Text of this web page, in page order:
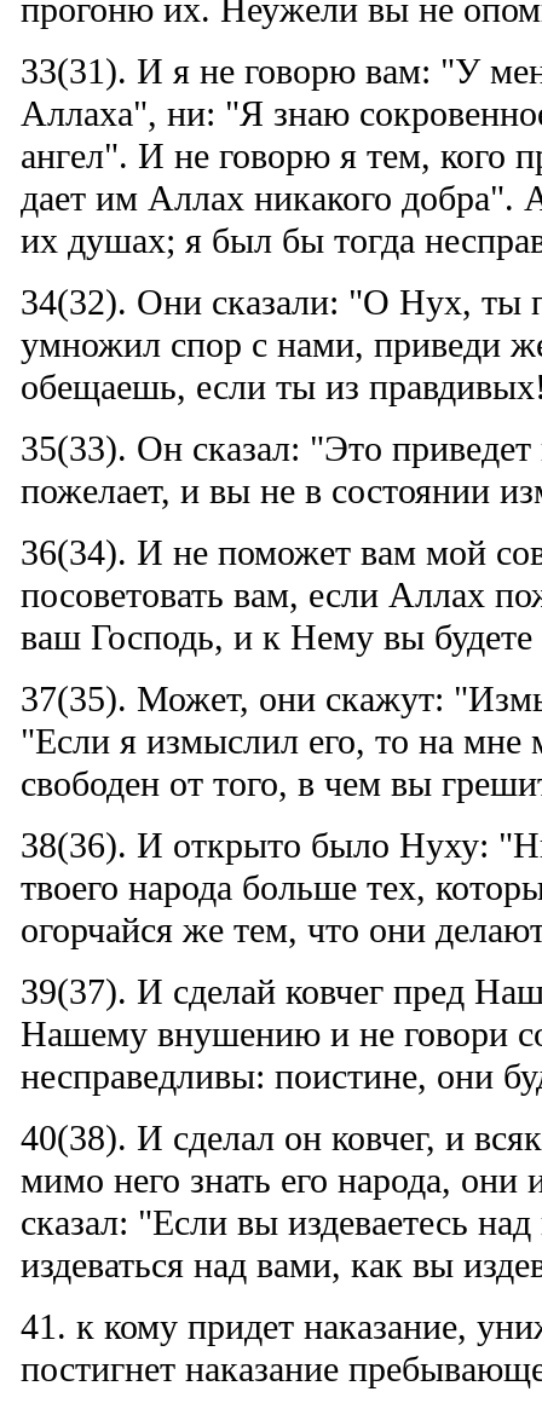
прогоню их. Неужели вы не
33(31). И я не говорю вам: "У
Аллаха", ни: "Я знаю
ангел". И не говорю я тем, кого
дает им Аллах никакого добра".
их душах; я был бы тогда
34(32). Они сказали: "О Нух, ты
умножил спор с нами, приведи
обещаешь, если ты из
35(33). Он сказал: "Это
пожелает, и вы не в состоянии
36(34). И не поможет вам мой
посоветовать вам, если Аллах
ваш Господь, и к Нему вы
37(35). Может, они скажут:
"Если я измыслил его, то на мне
свободен от того, в чем вы
38(36). И открыто было Нуху:
твоего народа больше тех,
огорчайся же тем, что они
39(37). И сделай ковчег пред
Нашему внушению и не говори
несправедливы: поистине, они
40(38). И сделал он ковчег, и
мимо него знать его народа,
сказал: "Если вы издеваетесь
издеваться над вами, как вы
41. к кому придет наказание,
постигнет наказание